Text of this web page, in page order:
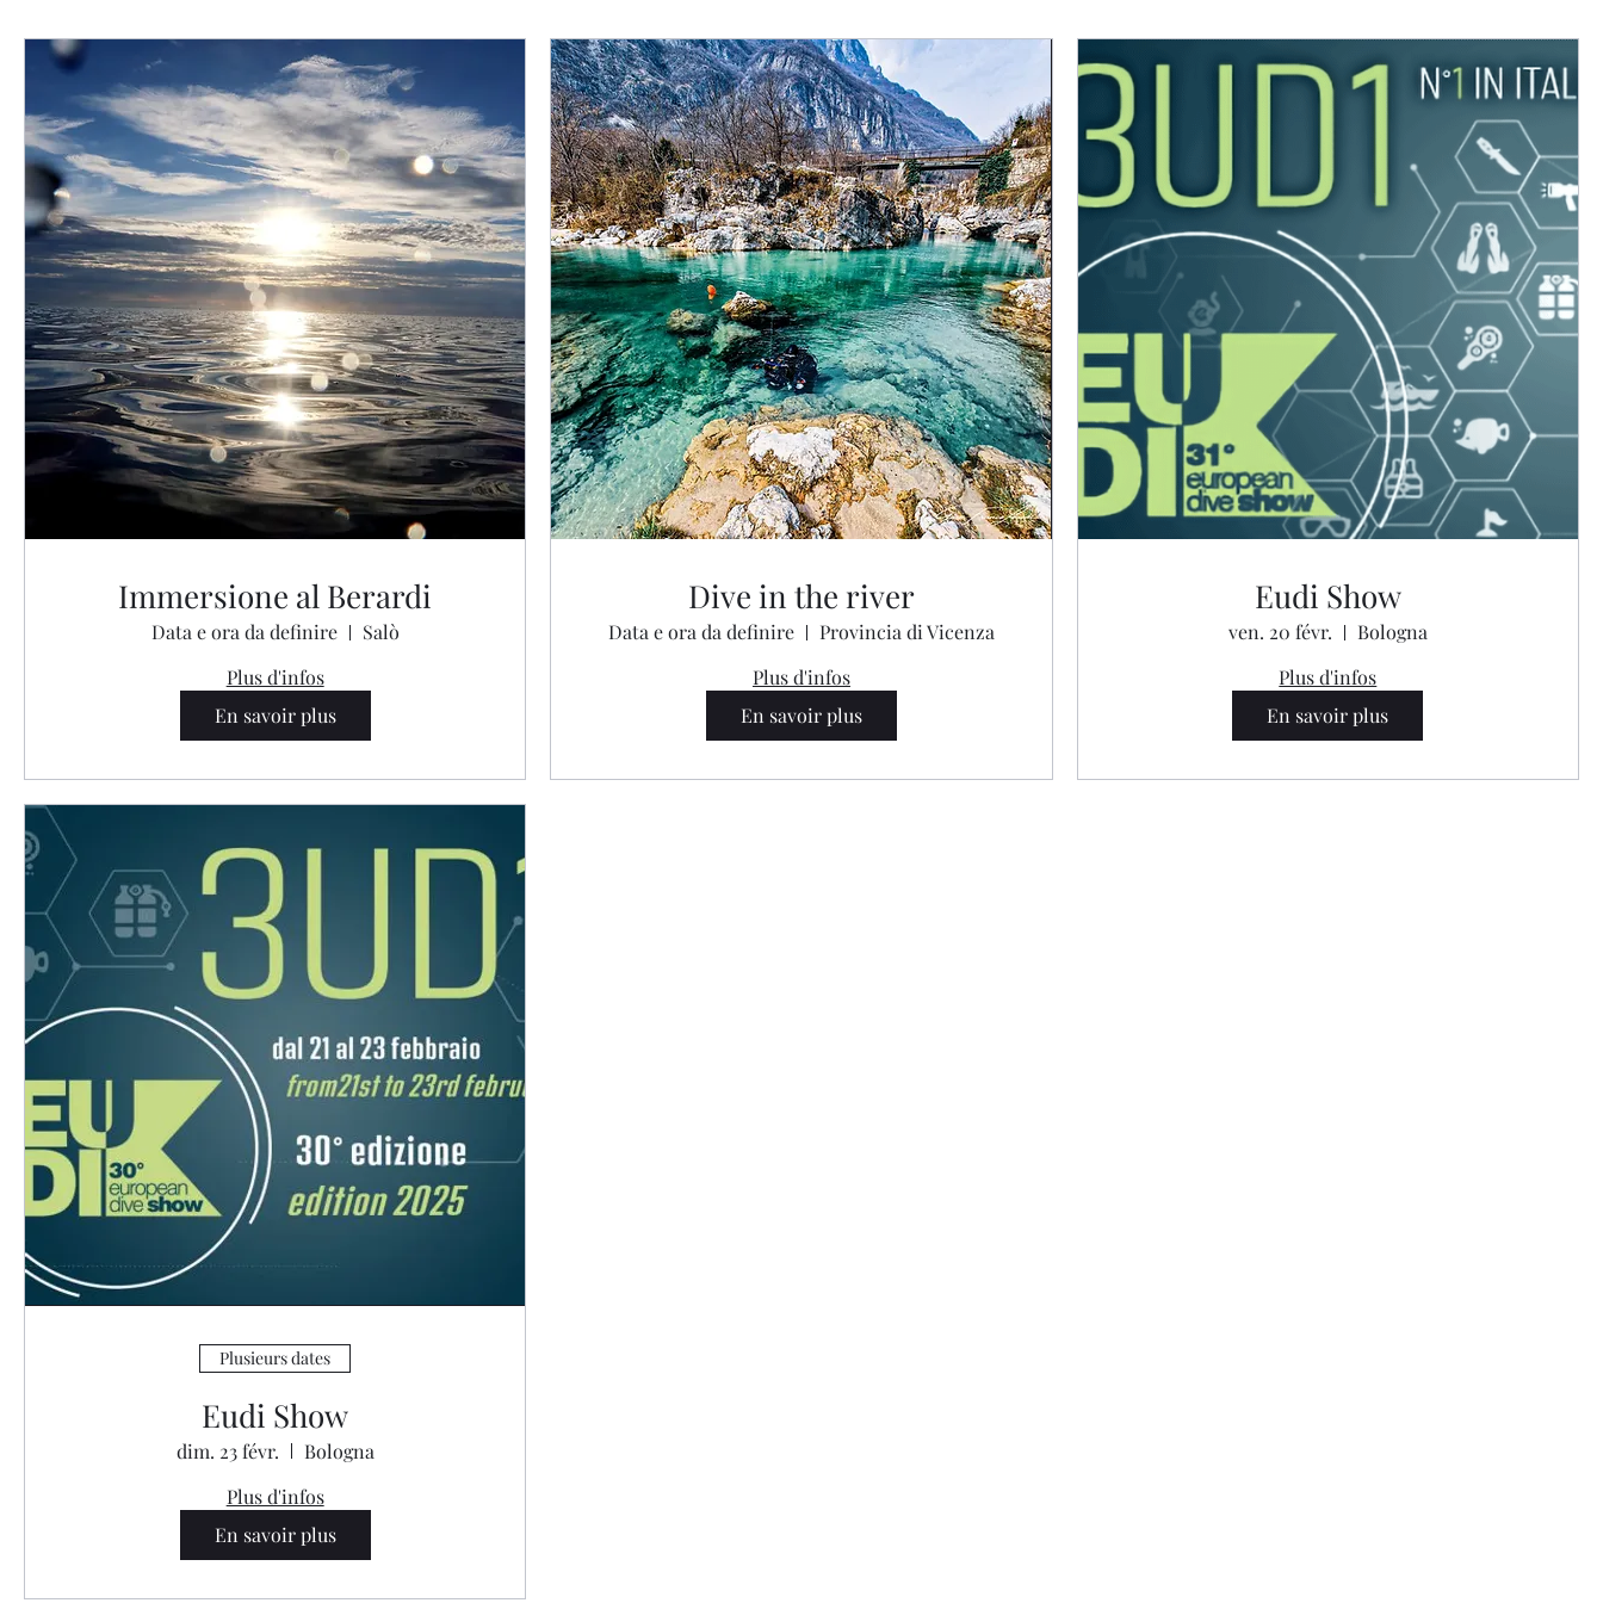
Immersione al Berardi
Data e ora da definire
Salò
Plus d'infos
En savoir plus
Dive in the river
Data e ora da definire
Provincia di Vicenza
Plus d'infos
En savoir plus
Eudi Show
ven. 20 févr.
Bologna
Plus d'infos
En savoir plus
Plusieurs dates
Eudi Show
dim. 23 févr.
Bologna
Plus d'infos
En savoir plus